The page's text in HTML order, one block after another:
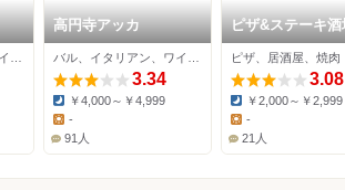
高円寺アッカ
3.34
Dinner:
￥4,000～￥4,999
Lunch:
-
91人
ピザ&ステーキ酒
鉄
ピザ、居酒屋、焼肉
3.08
Dinner:
￥2,000～￥2,999
Lunch:
-
21人